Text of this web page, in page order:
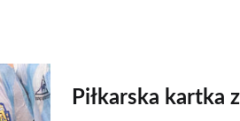
Piłkarska kartka